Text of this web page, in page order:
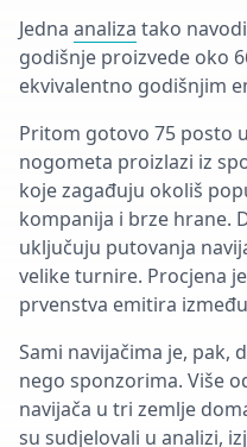
Jedna analiza tako
godišnje proizvede oko
ekvivalentno godišnjim
Pritom gotovo 75 posto
nogometa proizlazi iz
koje zagađuju okoliš
kompanija i brze hrane.
uključuju putovanja
velike turnire. Procjena
prvenstva emitira
Sami navijačima je, pak,
nego sponzorima. Više
navijača u tri zemlje
su sudjelovali u analizi,